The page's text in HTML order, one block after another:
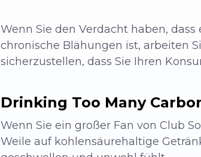
Wenn Sie den Verdacht haben,
chronische Blähungen ist, arbeiten
sicherzustellen, dass Sie Ihren
Drinking Too Many
Wenn Sie ein großer Fan von Club
Weile auf kohlensäurehaltige